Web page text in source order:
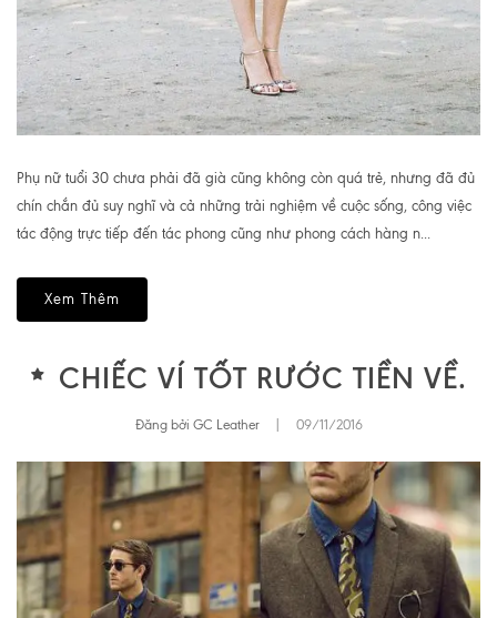
Phụ nữ tuổi 30 chưa phải đã già cũng không còn quá trẻ, nhưng đã đủ
chín chắn đủ suy nghĩ và cả những trải nghiệm về cuộc sống, công việc
tác động trực tiếp đến tác phong cũng như phong cách hàng n...
Xem Thêm
CHIẾC VÍ TỐT RƯỚC TIỀN VỀ.
Đăng bởi GC Leather 09/11/2016